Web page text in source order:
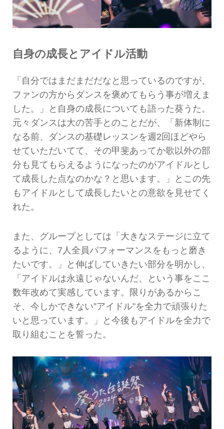
自身の成長とアイドル活動
「自分ではまだまだだなと思っているのですが、
ファンの方からダンスを褒めてもらう事が増えま
した。」と自身の成長についても語った葵うた。
元々ダンスは大の苦手とのことだが、「新体制に
なる前、ダンスの基礎レッスンを週2回ほどやら
せていただいてて、その甲斐あってか歌以外の部
分も見てもらえるようになったのがアイドルとし
て成長した点なのかな？と思います。」とこの先
もアイドルとして成長したいとの意欲を見せてく
れた。
また、グループとしては「大きなステージに立て
るように、7人全員パフォーマンスをもっと磨き
たいです。」と伸ばしていきたい部分を明かし、
「アイドルは永遠じゃないんだ、という事をここ
数年改めて実感しています。限りがあるからこ
そ、今しかできない”アイドル”を全力で頑張りた
いと思っています。」と今後もアイドルを全力で
取り組むことを誓った。